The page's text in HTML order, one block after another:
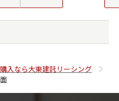
入なら大東建託リーシング